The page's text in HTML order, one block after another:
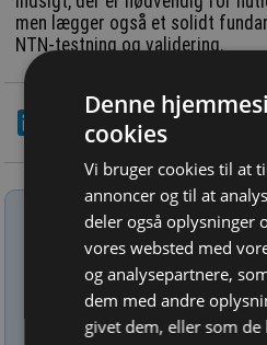
men lægger også et solidt
NTN-testning og validering.
LinkedIn
Del
Tilmeld nyhedsbrev
Indtast din e-mail-adresse
Denne
cookies
Vi bruger cookies til at
annoncer og til at
deler også oplysninger
vores websted med
og analysepartnere,
dem med andre
givet dem, eller som